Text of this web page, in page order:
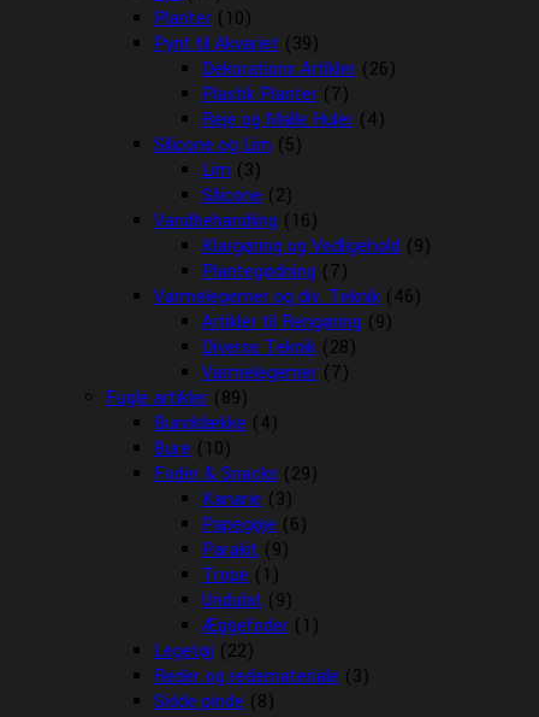
Planter (10)
Pynt til Akvariet (39)
Dekorations Artikler (26)
Plastik Planter (7)
Reje og Malle Huler (4)
Silicone og Lim (5)
Lim (3)
Silicone (2)
Vandbehandling (16)
Klargøring og Vedligehold (9)
Plantegødning (7)
Varmelegemer og div. Teknik (46)
Artikler til Rengøring (9)
Diverse Teknik (28)
Varmelegemer (7)
Fugle artikler (89)
Bunddække (4)
Bure (10)
Foder & Snacks (29)
Kanarie (3)
Papegøje (6)
Parakit (9)
Trope (1)
Undulat (9)
Æggefoder (1)
Legetøj (22)
Reder og redemateriale (3)
Sidde pinde (8)